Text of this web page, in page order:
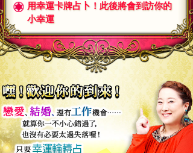
用幸運卡牌占卜！此後將會到訪你的
小幸運